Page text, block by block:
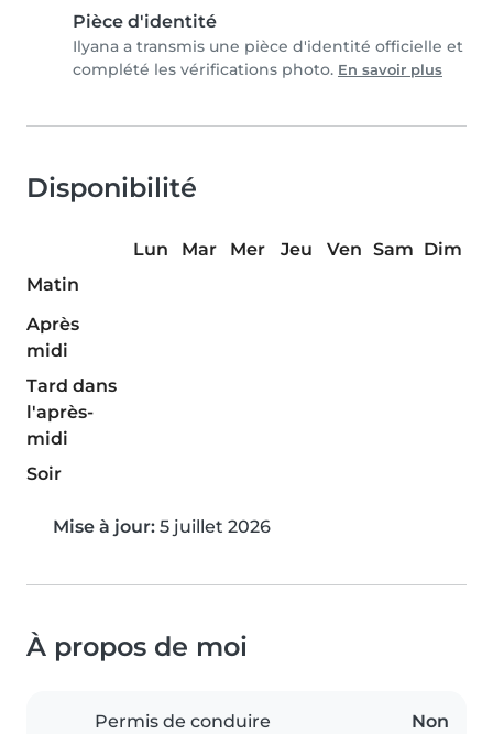
Pièce d'identité
Ilyana a transmis une pièce d'identité officielle et
complété les vérifications photo. En savoir plus
Disponibilité
Lun Mar Mer Jeu Ven Sam Dim
Matin
Après
midi
Tard dans
l'après-
midi
Soir
Mise à jour: 5 juillet 2026
À propos de moi
Permis de conduire Non